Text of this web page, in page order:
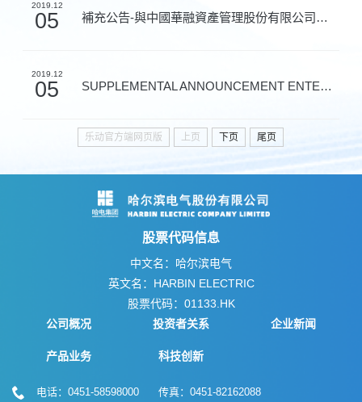
2019.12
05 補充公告-與中國華融資產管理股份有限公司訂立《股權轉讓...
2019.12
05 SUPPLEMENTAL ANNOUNCEMENT ENTERING INTO
乐动官方端网页版 上页 下页 尾页
股票代码信息
中文名：哈尔滨电气
英文名：HARBIN ELECTRIC
股票代码：01133.HK
公司概况
投资者关系 企业新闻
产品业务 科技创新
电话：0451-58598000 传真：0451-82162088